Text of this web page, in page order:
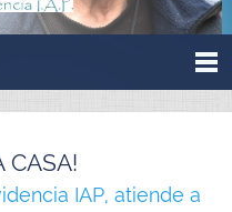
CASA!
IAP, atiende a